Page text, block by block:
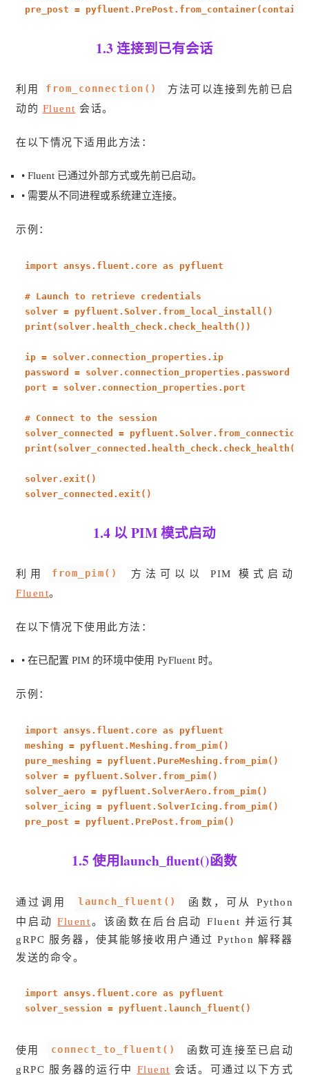
pre_post =
1.3 连接到已有会话
利用 from_connection()
方法可以连接到先前已启
动的 Fluent 会话。
在以下情况下适用此方法：
• Fluent 已通过外部方式或先前已启动。
• 需要从不同进程或系统建立连接。
示例：
import ansys.fluent.core as pyfluent
# Launch to retrieve credentials
solver = pyfluent.Solver.from_local_install()
print (solver.health_check.check_health())
ip = solver.connection_properties.ip
password = solver.connection_properties.password
port = solver.connection_properties.port
# Connect to the session
solver_connected =
print (solver_connected.health_check.check_health())
solver.exit()
solver_connected.exit()
1.4 以 PIM 模式启动
利用 from_pim()
方法可以以 PIM 模式启动
Fluent。
在以下情况下使用此方法：
• 在已配置 PIM的环境中使用 PyFluent 时。
示例：
import ansys.fluent.core as pyfluent
meshing = pyfluent.Meshing.from_pim()
pure_meshing = pyfluent.PureMeshing.from_pim()
solver = pyfluent.Solver.from_pim()
solver_aero = pyfluent.SolverAero.from_pim()
solver_icing = pyfluent.SolverIcing.from_pim()
pre_post = pyfluent.PrePost.from_pim()
1.5 使用launch_fluent()函数
通过调用 launch_fluent()
函数，可从 Python
中启动Fluent。该函数在后台启动 Fluent 并运行其
gRPC 服务器，使其能够接收用户通过 Python 解释器
发送的命令。
import ansys.fluent.core as pyfluent
solver_session = pyfluent.launch_fluent()
使用 connect_to_fluent()
函数可连接至已启动
gRPC 服务器的运行中 Fluent 会话。可通过以下方式